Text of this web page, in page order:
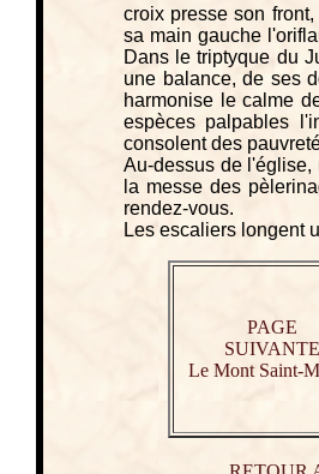
croix presse son
sa main gauche
Dans le triptyque du
une balance, de ses
harmonise le calme
espèces palpables
consolent des
Au-dessus de
la messe des
rendez-vous.
Les escaliers longent
PAGE
SUIVANTE
Le Mont Saint-